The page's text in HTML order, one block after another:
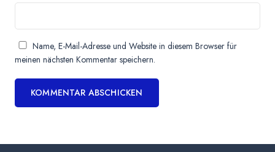
Name, E-Mail-Adresse und Website in diesem Browser für
meinen nächsten Kommentar speichern.